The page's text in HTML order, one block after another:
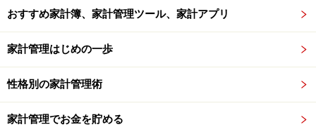
●家賃
家賃は、手取り額の2～3割程の2万6000～4万円に収まる
物件を探すのがポイントです。家賃の他に、共益費や管
理費などが別途必要になりますが、その分も含めて考え
おすすめ家計簿、家計管理ツール、家計アプリ
家計管理はじめの一歩
性格別の家計管理術
家計管理でお金を貯める